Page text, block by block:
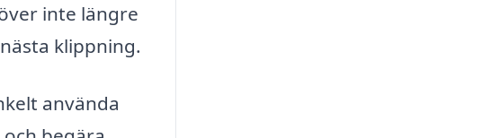
inte längre
klippning.
använda